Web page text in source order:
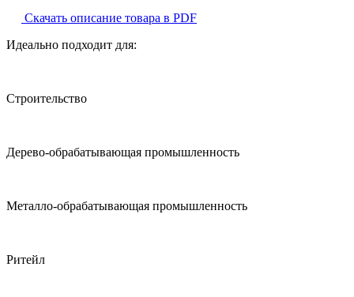
Скачать описание товара в PDF
Идеально подходит для:
Строительство
Дерево-обрабатывающая промышленность
Металло-обрабатывающая промышленность
Ритейл